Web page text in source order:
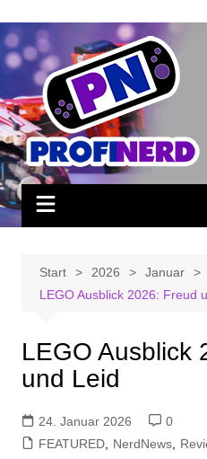
Inhalt
springen
Start 2026 Januar
LEGO Ausblick 2026: Freud
LEGO Ausblick
und Leid
24. Januar 2026
0
FEATURED, NerdNews,